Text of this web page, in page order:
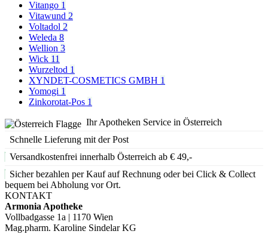
Vitango 1
Vitawund 2
Voltadol 2
Weleda 8
Wellion 3
Wick 11
Wurzeltod 1
XYNDET-COSMETICS GMBH 1
Yomogi 1
Zinkorotat-Pos 1
Ihr Apotheken Service in Österreich
Schnelle Lieferung mit der Post
Versandkostenfrei innerhalb Österreich ab € 49,-
Sicher bezahlen per Kauf auf Rechnung oder bei Click & Collect
bequem bei Abholung vor Ort.
KONTAKT
Armonia Apotheke
Vollbadgasse 1a | 1170 Wien
Mag.pharm. Karoline Sindelar KG